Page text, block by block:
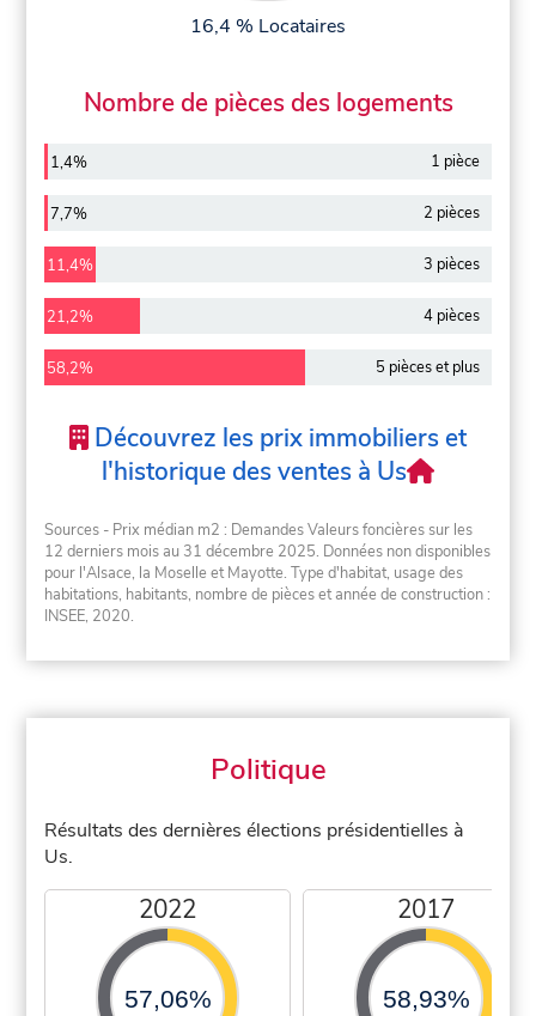
16,4 % Locataires
Nombre de pièces des logements
1,4% 1 pièce
7,7% 2 pièces
11,4% 3 pièces
21,2% 4 pièces
58,2% 5 pièces et plus
Découvrez les prix immobiliers et
l'historique des ventes à Us
Sources - Prix médian m2 : Demandes Valeurs foncières sur les
12 derniers mois au 31 décembre 2025. Données non disponibles
pour l'Alsace, la Moselle et Mayotte. Type d'habitat, usage des
habitations, habitants, nombre de pièces et année de construction :
INSEE, 2020.
Politique
Résultats des dernières élections présidentielles à
Us.
2022
57,06%
2017
58,93%